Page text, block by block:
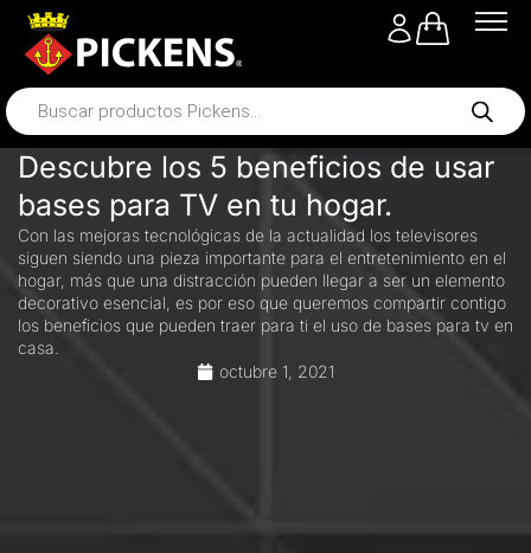
Descubre los 5 beneficios de usar
bases para TV en tu hogar.
Con las mejoras tecnológicas de la actualidad los televisores
siguen siendo una pieza importante para el entretenimiento en el
hogar, más que una distracción pueden llegar a ser un elemento
decorativo esencial, es por eso que queremos compartir contigo
los beneficios que pueden traer para ti el uso de bases para tv en
casa.
octubre 1, 2021